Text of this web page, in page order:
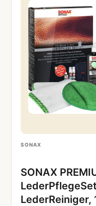
SONAX
SONAX
LederReiniger,